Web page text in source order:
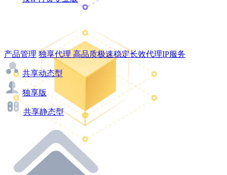
产品管理 独享代理 高品质极速稳定长效代理IP服务
共享动态型
独享版
共享静态型